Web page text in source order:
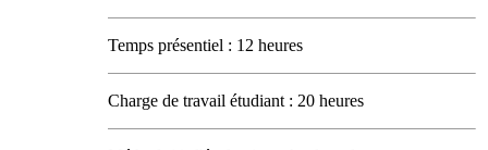
Temps présentiel : 12 heures
Charge de travail étudiant : 20 heures